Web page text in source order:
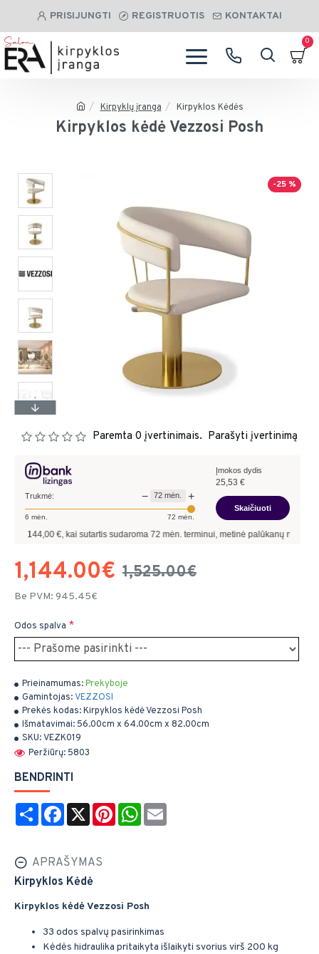
PRISIJUNGTI REGISTRUOTIS KONTAKTAI
0
Kirpyklų įranga Kirpyklos Kėdės
Kirpyklos kėdė Vezzosi Posh
-25 %
Prieinamumas:Prekyboje
Gamintojas:VEZZOSI
Prekės kodas:Kirpyklos kėdė Vezzosi Posh
Išmatavimai: 56.00cm x 64.00cm x 82.00cm
SKU:VEZK019
Peržiūrų: 5803
Paremta 0 įvertinimais. Parašyti įvertinimą
1,144.00€ 1,525.00€
Be PVM: 945.45€
Odos spalva
Trukmė: − 72 mėn. +
6 mėn. 72 mėn.
Įmokos dydis
25,53 €
Skaičiuoti
€, kai sutartis sudaroma72mėn. terminui, metinė palūkanų norma –9,90
BENDRINTI
Share Facebook
X PinterestWhatsApp
APRAŠYMAS
Kirpyklos Kėdė
Kirpyklos kėdė Vezzosi Posh
33 odos spalvų pasirinkimas
Kėdės hidraulika pritaikyta išlaikyti svorius virš 200 kg